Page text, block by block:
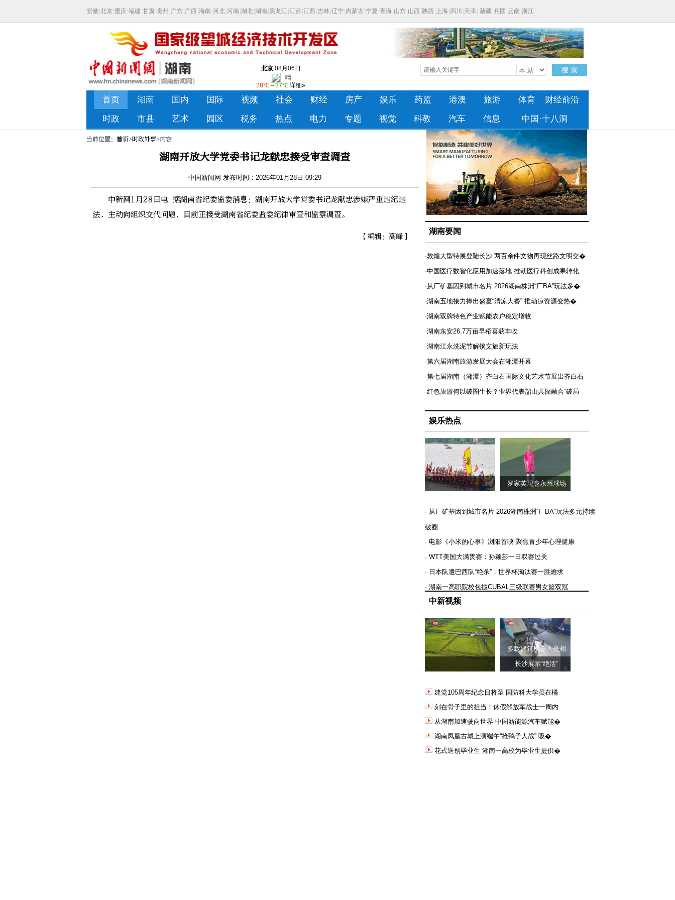
当前位置： 首页>时政外事>内容
湖南开放大学党委书记龙献忠接受审查调查
中国新闻网 发布时间：2026年01月28日 09:29
中新网1月28日电 据湖南省纪委监委消息：湖南开放大学党委书记龙献忠涉嫌严重违纪违
法，主动向组织交代问题，目前正接受湖南省纪委监委纪律审查和监察调查。
【编辑：高峰】
湖南要闻
·敦煌大型特展登陆长沙 两百余件文物再现丝路文明交�
·中国医疗数智化应用加速落地 推动医疗科创成果转化
·从厂矿基因到城市名片 2026湖南株洲“厂BA”玩法多�
·湖南五地接力捧出盛夏“清凉大餐” 推动凉资源变热�
·湖南双牌特色产业赋能农户稳定增收
·湖南东安26.7万亩早稻喜获丰收
·湖南江永洗泥节解锁文旅新玩法
·第六届湖南旅游发展大会在湘潭开幕
·第七届湖南（湘潭）齐白石国际文化艺术节展出齐白石
·红色旅游何以破圈生长？业界代表韶山共探融合“破局
娱乐热点
罗家英现身永州球场
· 从厂矿基因到城市名片 2026湖南株洲“厂BA”玩法多元持续
破圈
· 电影《小米的心事》浏阳首映 聚焦青少年心理健康
· WTT美国大满贯赛：孙颖莎一日双赛过关
· 日本队遭巴西队“绝杀”，世界杯淘汰赛一胜难求
· 湖南一高职院校包揽CUBAL三级联赛男女篮双冠
中新视频
多款建筑机器人亮相
长沙展示“绝活”
建党105周年纪念日将至 国防科大学员在橘
刻在骨子里的担当！休假解放军战士一周内
从湖南加速驶向世界 中国新能源汽车赋能�
湖南凤凰古城上演端午“抢鸭子大战” 吸�
花式送别毕业生 湖南一高校为毕业生提供�